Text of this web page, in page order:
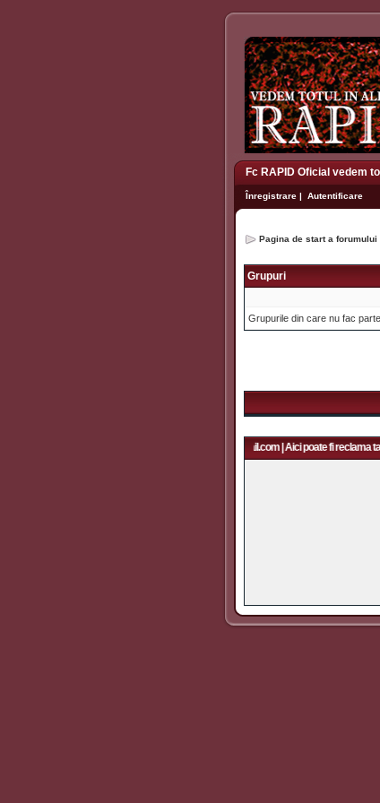
Fc RAPID Oficial vedem
Înregistrare | Autentificare
Pagina de start a
Grupuri
Grupurile din care nu fac parte
Aici poate fi reclama ta! ... email: rapidfans@gmail.com | Aici poate fi reclama